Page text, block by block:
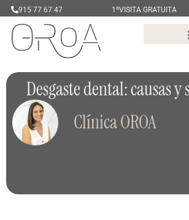
915 77 67 47 1ºVISITA GRATUITA
Desgaste dental: causas y
Clínica OROA